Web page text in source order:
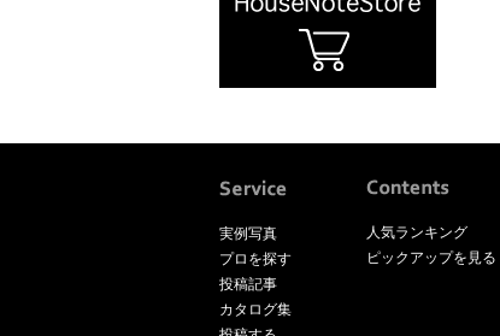
実例写真
プロを探す
投稿記事
カタログ集
人気ランキング
ピックアップを見る